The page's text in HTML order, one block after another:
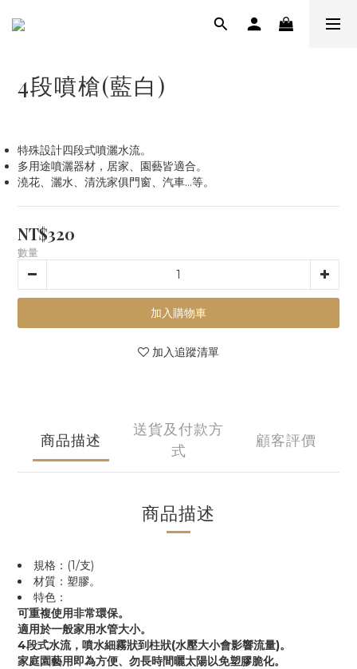
4段噴槍(藍白)
特殊設計四段式噴灑水流。
多用途噴灑器材，居家、園藝皆適合。
澆花、灑水、清洗家俱門窗、汽車…等。
NT$320
數量
加入購物車
加入追蹤清單
商品描述
送貨及付款方
式
顧客評價
商品描述
規格：(1/支)
材質：塑膠。
特色：
可重複使用非常環保。
適用於一般家用水管大小。
4段式水流，噴水細霧狀到柱狀(水壓大小會影響流量)。
家庭園藝用即為方便、勿長時間曬太陽以免塑膠脆化。